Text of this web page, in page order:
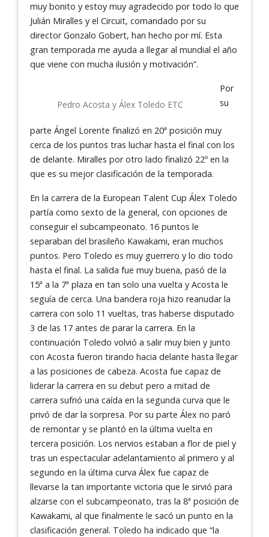
muy bonito y estoy muy agradecido por todo lo que
Julián Miralles y el Circuit, comandado por su
director Gonzalo Gobert, han hecho por mí. Esta
gran temporada me ayuda a llegar al mundial el año
que viene con mucha ilusión y motivación”.
Pedro Acosta y Álex Toledo ETC
Por
su
parte Ángel Lorente finalizó en 20ª posición muy
cerca de los puntos tras luchar hasta el final con los
de delante. Miralles por otro lado finalizó 22º en la
que es su mejor clasificación de la temporada.
En la carrera de la European Talent Cup Álex Toledo
partía como sexto de la general, con opciones de
conseguir el subcampeonato. 16 puntos le
separaban del brasileño Kawakami, eran muchos
puntos. Pero Toledo es muy guerrero y lo dio todo
hasta el final. La salida fue muy buena, pasó de la
15ª a la 7ª plaza en tan solo una vuelta y Acosta le
seguía de cerca. Una bandera roja hizo reanudar la
carrera con solo 11 vueltas, tras haberse disputado
3 de las 17 antes de parar la carrera. En la
continuación Toledo volvió a salir muy bien y junto
con Acosta fueron tirando hacia delante hasta llegar
a las posiciones de cabeza. Acosta fue capaz de
liderar la carrera en su debut pero a mitad de
carrera sufrió una caída en la segunda curva que le
privó de dar la sorpresa. Por su parte Álex no paró
de remontar y se plantó en la última vuelta en
tercera posición. Los nervios estaban a flor de piel y
tras un espectacular adelantamiento al primero y al
segundo en la última curva Álex fue capaz de
llevarse la tan importante victoria que le sirvió para
alzarse con el subcampeonato, tras la 8ª posición de
Kawakami, al que finalmente le sacó un punto en la
clasificación general. Toledo ha indicado que “la